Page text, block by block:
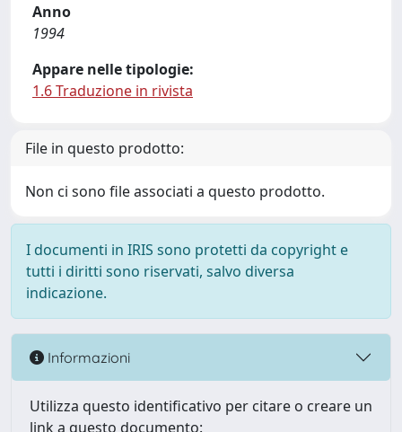
Anno
1994
Appare nelle tipologie:
1.6 Traduzione in rivista
File in questo prodotto:
Non ci sono file associati a questo prodotto.
I documenti in IRIS sono protetti da copyright e
tutti i diritti sono riservati, salvo diversa
indicazione.
Informazioni
Utilizza questo identificativo per citare o creare un
link a questo documento: